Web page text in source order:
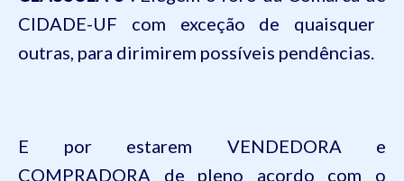
CIDADE-UF com exceção de quaisquer
outras, para dirimirem possíveis pendências.
E por estarem VENDEDORA e
COMPRADORA de pleno acordo com o